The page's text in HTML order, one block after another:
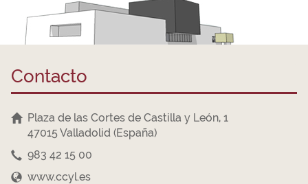
Contacto
Plaza de las Cortes de Castilla y León, 1
47015 Valladolid (España)
983 42 15 00
www.ccyl.es